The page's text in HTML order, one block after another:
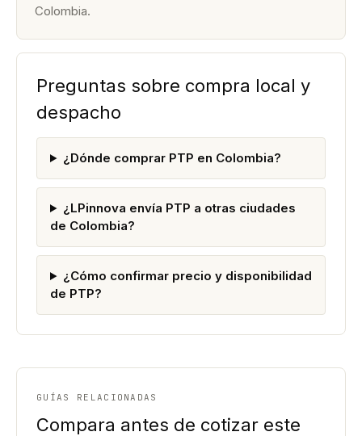
Colombia.
Preguntas sobre compra local y
despacho
¿Dónde comprar PTP en Colombia?
¿LPinnova envía PTP a otras ciudades
de Colombia?
¿Cómo confirmar precio y disponibilidad
de PTP?
GUÍAS RELACIONADAS
Compara antes de cotizar este